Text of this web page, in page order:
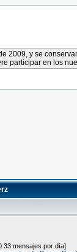
2009, y se
participar en los
mensajes por día]